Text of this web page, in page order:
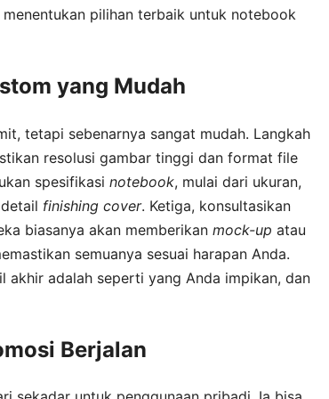
pilihan terbaik untuk notebook
yang Mudah
tetapi sebenarnya sangat mudah. Langkah
resolusi gambar tinggi dan format file
spesifikasi notebook, mulai dari ukuran,
finishing cover. Ketiga, konsultasikan
biasanya akan memberikan mock-up atau
semuanya sesuai harapan Anda.
akhir adalah seperti yang Anda impikan, dan
Berjalan